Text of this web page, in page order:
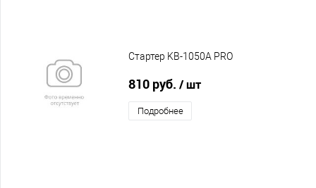
Стартер KB-1050A PRO
810 руб. / шт
Подробнее